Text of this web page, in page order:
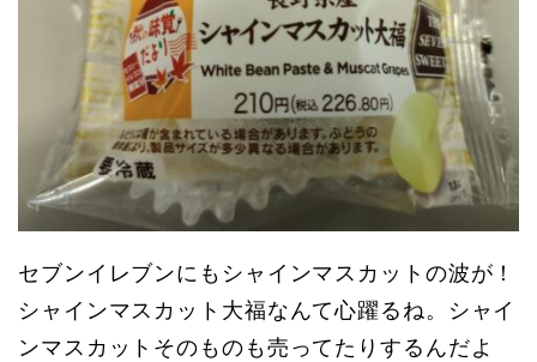
セブンイレブンにもシャインマスカットの波が！
シャインマスカット大福なんて心躍るね。シャイ
ンマスカットそのものも売ってたりするんだよ